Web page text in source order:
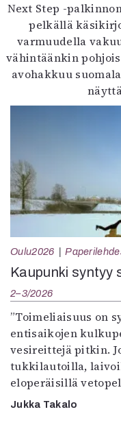
Next Step -
pelkällä
varmuudella
vähintäänkin
avohakkuu
Oulu2026
Kaupunki syntyy
2–3/2026
”Toimeliaisuus on
entisaikojen
vesireittejä pitkin.
tukkilautoilla,
eloperäisillä
Jukka Takalo